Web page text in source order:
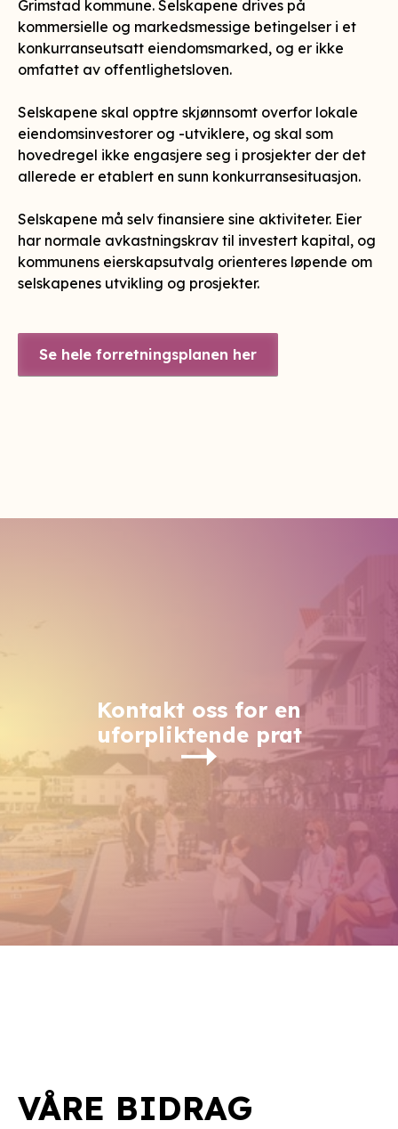
Grimstad kommune. Selskapene drives på
kommersielle og markedsmessige betingelser i et
konkurranseutsatt eiendomsmarked, og er ikke
omfattet av offentlighetsloven.
Selskapene skal opptre skjønnsomt overfor lokale
eiendomsinvestorer og -utviklere, og skal som
hovedregel ikke engasjere seg i prosjekter der det
allerede er etablert en sunn konkurransesituasjon.
Selskapene må selv finansiere sine aktiviteter. Eier
har normale avkastningskrav til investert kapital, og
kommunens eierskapsutvalg orienteres løpende om
selskapenes utvikling og prosjekter.
Se hele forretningsplanen her
Kontakt oss for en
uforpliktende prat
VÅRE BIDRAG